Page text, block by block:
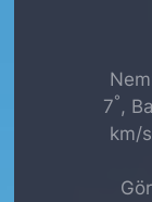
7° ,
km/